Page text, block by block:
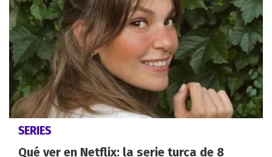
SERIES
Qué ver en Netflix: la serie turca de 8